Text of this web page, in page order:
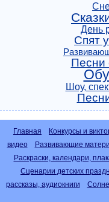
День
Спят
Песни
Шоу,
Главная Конкурсы и
видео
Развивающие
Раскраски, календари,
Сценарии детских
рассказы, аудиокниги